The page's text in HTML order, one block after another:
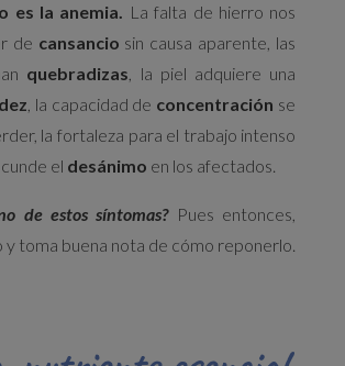
es la anemia. La falta de hierro nos
de cansancio sin causa aparente, las
quebradizas , la piel adquiere una
, la capacidad de concentración se
la fortaleza para el trabajo intenso
el desánimo en los afectados.
de estos síntomas?Pues entonces,
y toma buena nota de cómo reponerlo.